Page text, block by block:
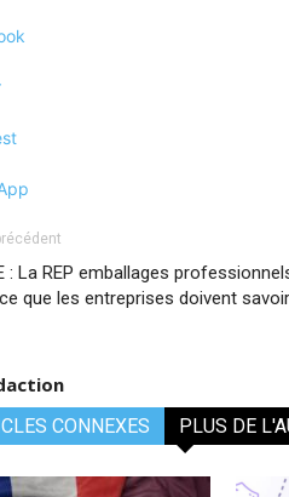
: La REP emballages
que les entreprises doivent
CONNEXES PLUS DE